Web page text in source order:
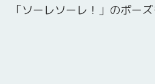
「ソーレソーレ！」のポー